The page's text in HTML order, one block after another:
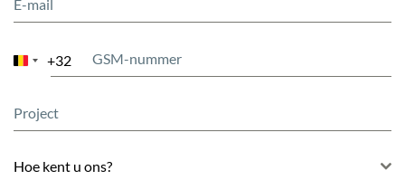
Belgium
+32
Hoe kent u ons?